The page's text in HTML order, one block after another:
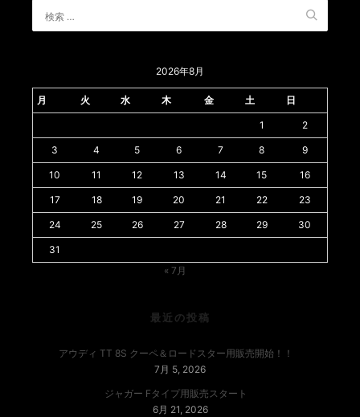
2026年8月
月 火 水 木 金 土 日
1 2
3 4 5 6 7 8 9
10 11 12 13 14 15 16
17 18 19 20 21 22 23
24 25 26 27 28 29 30
31
« 7月
最近の投稿
アウディ TT 8S クーペ＆ロードスター用販売開始！！
7月 5, 2026
ジャガー Fタイプ用販売スタート
6月 21, 2026